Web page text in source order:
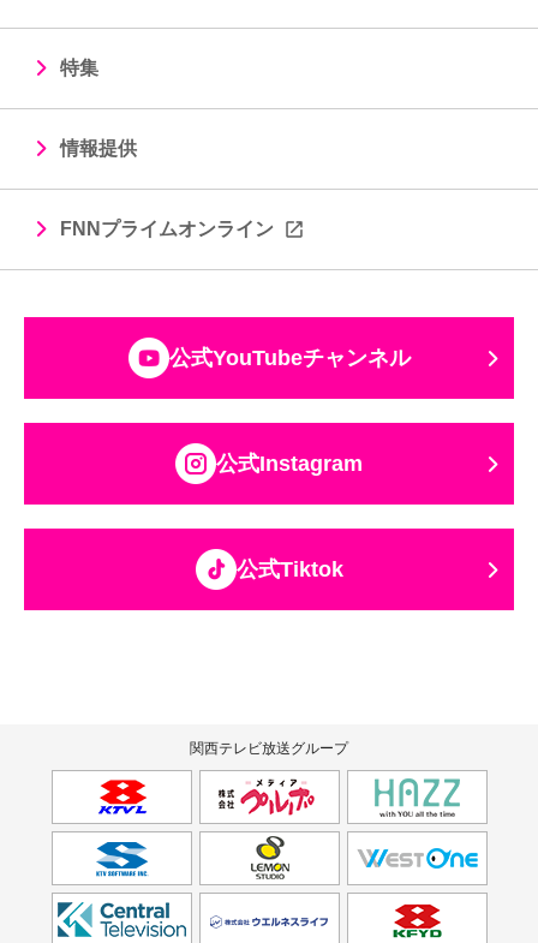
特集
情報提供
FNNプライムオンライン
公式YouTubeチャンネル
公式Instagram
公式Tiktok
関西テレビ放送グループ